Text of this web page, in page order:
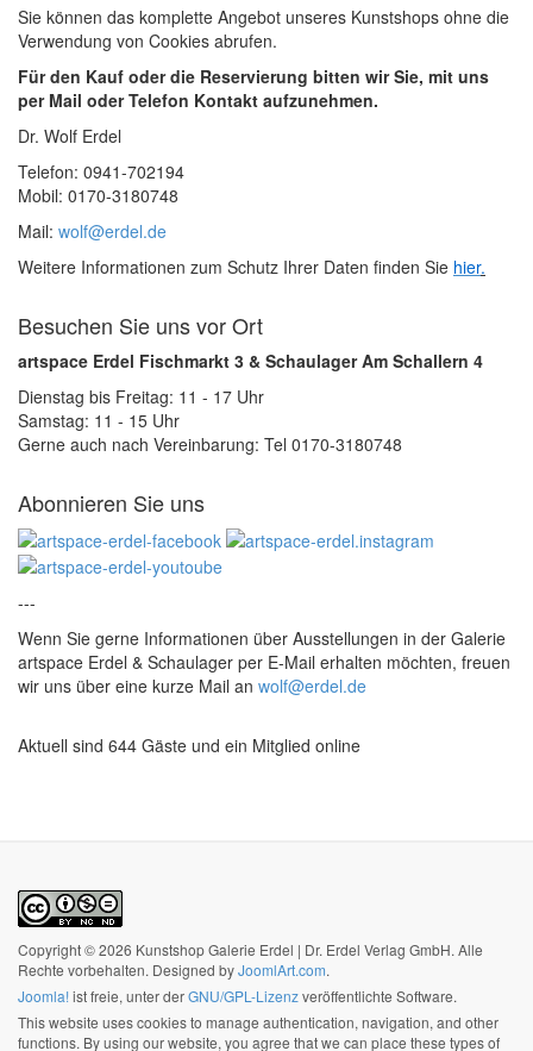
Sie können das komplette Angebot unseres Kunstshops ohne die
Verwendung von Cookies abrufen.
Für den Kauf oder die Reservierung bitten wir Sie, mit uns
per Mail oder Telefon Kontakt aufzunehmen.
Dr. Wolf Erdel
Telefon: 0941-702194
Mobil: 0170-3180748
Mail: wolf@erdel.de
Weitere Informationen zum Schutz Ihrer Daten finden Sie hier.
Besuchen Sie uns vor Ort
artspace Erdel Fischmarkt 3 & Schaulager Am Schallern 4
Dienstag bis Freitag: 11 - 17 Uhr
Samstag: 11 - 15 Uhr
Gerne auch nach Vereinbarung: Tel 0170-3180748
Abonnieren Sie uns
---
Wenn Sie gerne Informationen über Ausstellungen in der Galerie
artspace Erdel & Schaulager per E-Mail erhalten möchten, freuen
wir uns über eine kurze Mail an wolf@erdel.de
Aktuell sind 644 Gäste und ein Mitglied online
Copyright © 2026 Kunstshop Galerie Erdel | Dr. Erdel Verlag GmbH. Alle
Rechte vorbehalten. Designed byJoomlArt.com.
Joomla!ist freie, unter derGNU/GPL-Lizenzveröffentlichte Software.
This website uses cookies to manage authentication, navigation, and other
functions. By using our website, you agree that we can place these types of